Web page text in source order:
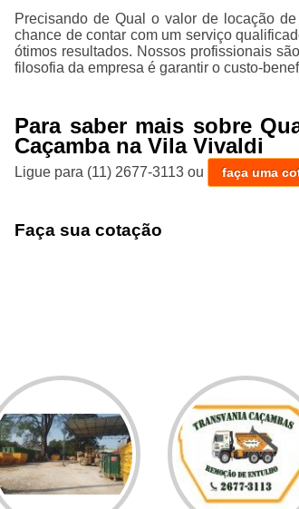
Precisando de Qual o valor de locação
chance de contar com um serviço
ótimos resultados. Nossos profissionais
filosofia da empresa é garantir o custo-
Para saber mais sobre
Caçamba na Vila Vivaldi
Ligue para (11) 2677-3113 ou faça uma
Faça sua cotação